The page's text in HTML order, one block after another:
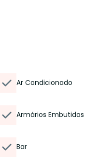
Ar Condicionado
Armários Embutidos
Bar